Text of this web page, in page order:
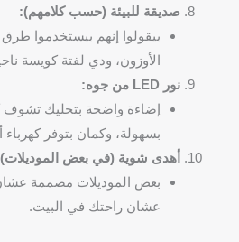
صديقة للبيئة (حسب كلامهم):
بيقولوا إنهم بيستخدموا
الأوزون، ودي لفتة كويسة
نور LED من جوه:
إضاءة واضحة بتخليك تشوف
بسهولة، وكمان بتوفر كهرباء
أهدى شوية (في بعض
بعض الموديلات مصممة
عشان راحتك في البيت.